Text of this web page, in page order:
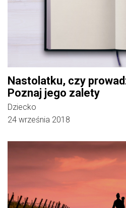
Nastolatku, czy
Poznaj jego zalety
Dziecko
24 września 2018